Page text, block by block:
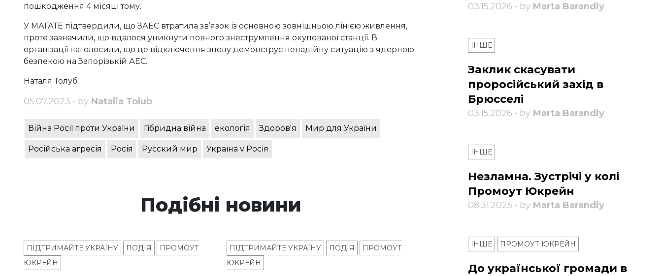
пошкодження 4 місяці тому.
У МАГАТЕ підтвердили, що ЗАЕС втратила зв’язок із основною зовнішньою лінією живлення,
проте зазначили, що вдалося уникнути повного знеструмлення окупованої станції. В
організації наголосили, що це відключення знову демонструє ненадійну ситуацію з ядерною
безпекою на Запорізькій АЕС.
Наталя Толуб
05.07.2023 • by Natalia Tolub
Війна Росії проти України Гібридна війна екологія Здоров'я Мир для України
Російська агресія Росія Русский мир Україна v Росія
Подібні новини
ПІДТРИМАЙТЕ УКРАЇНУ ПОДІЯ
ПРОМОУТ
ЮКРЕЙН
ПІДТРИМАЙТЕ УКРАЇНУ ПОДІЯ
ПРОМОУТ
ЮКРЕЙН
03.15.2026 • by Marta Barandiy
ІНШЕ
Заклик скасувати
проросійський захід в
Брюсселі
03.15.2026 • by Marta Barandiy
ІНШЕ
Незламна. Зустрічі у колі
Промоут Юкрейн
08.31.2025 • by Marta Barandiy
ІНШЕ ПРОМОУТ ЮКРЕЙН
До української громади в